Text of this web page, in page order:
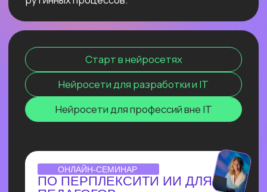
сокращение расходов, ускорение
и прочее. Освоив эту востребованную
профессию сейчас, ты станешь
интеллектуальные продукты, которые
меняют правила игры и приносят
реальную прибыль.
ОТКРЫТЫЙ УРОК
ЗАПУСК НЕЙРОСЕТИ
Покажем, как развернуть модель
deepseek R1 прямо на своём
компьютере и не переживать
о безопасности данных, зависаниях
и плохом интернете